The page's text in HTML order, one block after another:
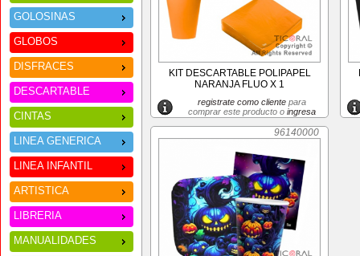
GOLOSINAS
GLOBOS
DISFRACES
DESCARTABLE
CINTAS
LINEA GENERICA
LINEA INFANTIL
ARTISTICA
LIBRERIA
MANUALIDADES
KIT DESCARTABLE POLIPAPEL
NARANJA FLUO X 1
registrate como clientepara
comprar este producto o ingresa
96140000